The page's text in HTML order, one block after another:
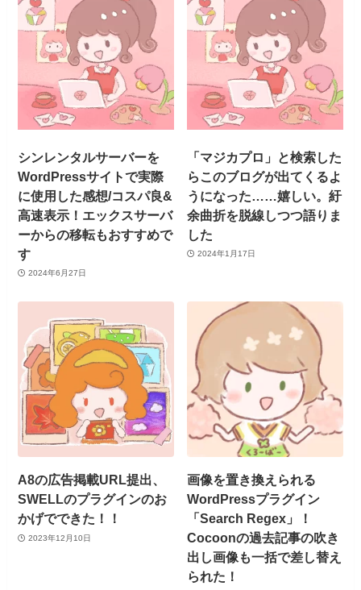
シンレンタルサーバーを
WordPressサイトで実際
に使用した感想/コスパ良&
高速表示！エックスサーバ
ーからの移転もおすすめで
す
2024年6月27日
「マジカプロ」と検索した
らこのブログが出てくるよ
うになった……嬉しい。紆
余曲折を脱線しつつ語りま
した
2024年1月17日
A8の広告掲載URL提出、
SWELLのプラグインのお
かげでできた！！
2023年12月10日
画像を置き換えられる
WordPressプラグイン
「Search Regex」！
Cocoonの過去記事の吹き
出し画像も一括で差し替え
られた！